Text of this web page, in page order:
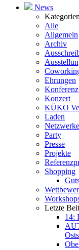
News
Kategorien
Alle
Allgemein
Archiv
Ehrungen
Konferenz
Konzert
KÜKO
Laden
Party
Presse
Projekte
Shopping
Letzte
14: